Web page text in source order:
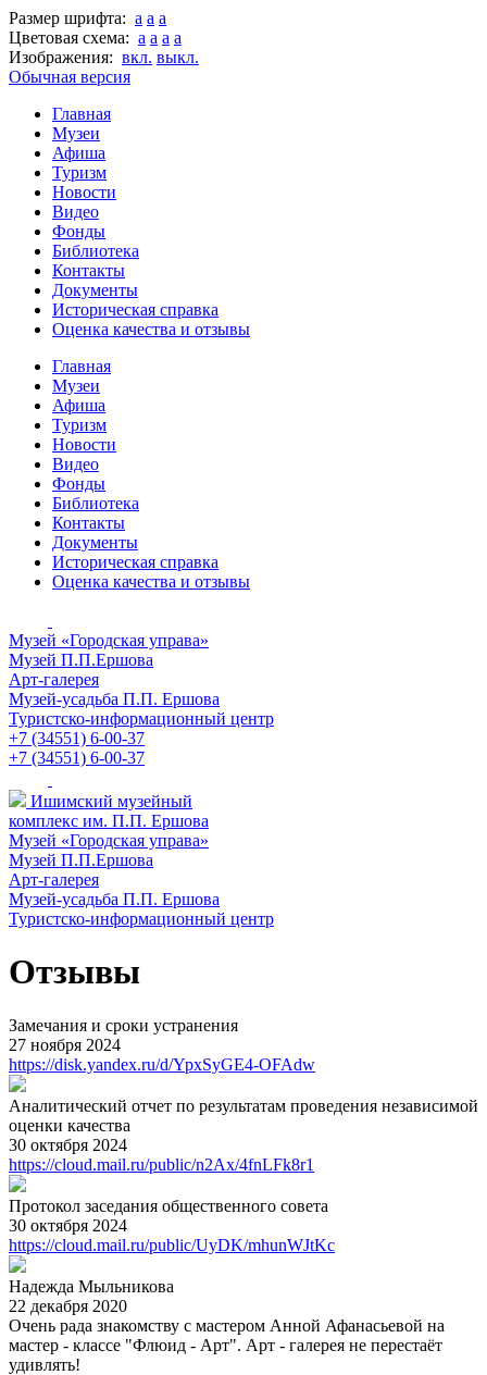
Размер шрифта: a a a
Цветовая схема: a a a a
Изображения: вкл. выкл.
Обычная версия
Главная
Музеи
Афиша
Туризм
Новости
Видео
Фонды
Библиотека
Контакты
Документы
Историческая справка
Оценка качества и отзывы
Главная
Музеи
Афиша
Туризм
Новости
Видео
Фонды
Библиотека
Контакты
Документы
Историческая справка
Оценка качества и отзывы
Музей «Городская управа»
Музей П.П.Ершова
Арт-галерея
Музей-усадьба П.П. Ершова
Туристско-информационный центр
+7 (34551) 6-00-37
+7 (34551) 6-00-37
Ишимский музейный
комплекс им. П.П. Ершова
Музей «Городская управа»
Музей П.П.Ершова
Арт-галерея
Музей-усадьба П.П. Ершова
Туристско-информационный центр
Отзывы
Замечания и сроки устранения
27 ноября 2024
https://disk.yandex.ru/d/YpxSyGE4-OFAdw
Аналитический отчет по результатам проведения независимой
оценки качества
30 октября 2024
https://cloud.mail.ru/public/n2Ax/4fnLFk8r1
Протокол заседания общественного совета
30 октября 2024
https://cloud.mail.ru/public/UyDK/mhunWJtKc
Надежда Мыльникова
22 декабря 2020
Очень рада знакомству с мастером Анной Афанасьевой на
мастер - классе "Флюид - Арт". Арт - галерея не перестаёт
удивлять!